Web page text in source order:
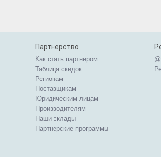
Партнерство
Как стать партнером
Таблица скидок
Регионам
Поставщикам
Юридическим лицам
Производителям
Наши склады
Партнерские программы